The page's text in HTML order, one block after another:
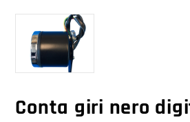
Conta giri nero